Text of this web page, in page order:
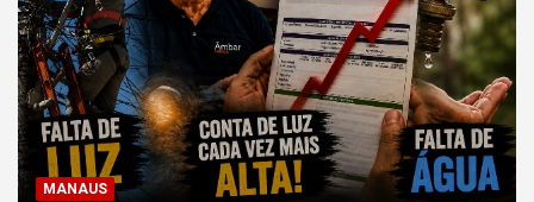
MANAUS